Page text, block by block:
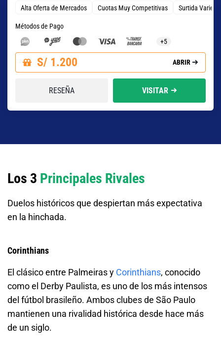
Alta Oferta de Mercados Cuotas Muy Competitivas Surtida
Métodos de Pago
+5
S/ 1.200 ABRIR
RESEÑA VISITAR
Los 3 Principales Rivales
Duelos históricos que despiertan más expectativa
en la hinchada.
Corinthians
El clásico entre Palmeiras y Corinthians, conocido
como el Derby Paulista, es uno de los más intensos
del fútbol brasileño. Ambos clubes de São Paulo
mantienen una rivalidad histórica desde hace más
de un siglo.